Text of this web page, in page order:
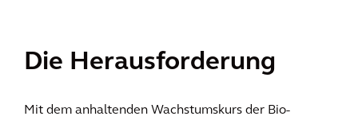
Die Herausforderung
Mit dem anhaltenden Wachstumskurs der Bio-